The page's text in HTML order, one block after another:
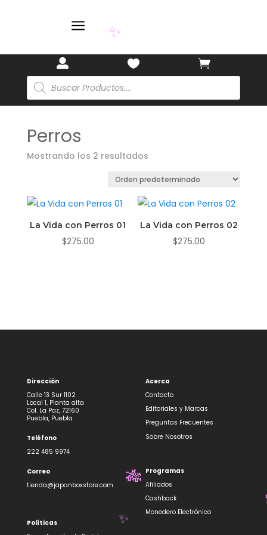
a
 

Búsqueda
de
productos
Perros
Mostrando los 2 resultados
La Vida con Perros 01
$275.00
La Vida con Perros 02
$275.00
Dirección
Calle 13 Sur 1102
Local 1, Planta alta
Col. La Paz, 72160
Puebla, Puebla
Teléfono
222 485 9974
Correo
tienda@japanboxstore.com
Políticas
Acerca
Contacto
Editoriales y Marcas
Preguntas Frecuentes
Sobre Nosotros
Programas
Afiliados
Cashback
Monedero Electrónico
✨
🎋